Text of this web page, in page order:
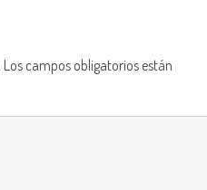
Los campos obligatorios están